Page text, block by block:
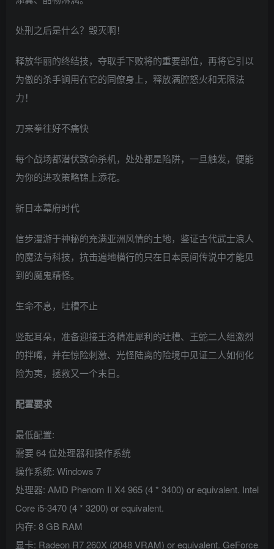
处刑之后是什么？毁灭啊！
释放华丽的终结技，夺取手下败将的重要部位，再将它引以
为傲的杀手锏用在它的同僚身上，释放满腔怒火和无限法
力！
刀来拳往好不痛快
每个战场都潜伏致命杀机，处处都是陷阱，一旦触发，便能
为你的进攻策略锦上添花。
新日本幕府时代
信步漫游于神秘的充满亚洲风情的土地，鉴证古代武士浪人
的魔法与科技，抗击遍地横行的只在日本民间传说中才能见
到的魔鬼精怪。
生命不息，吐槽不止
竖起耳朵，准备迎接王洛精准犀利的吐槽、王蛇二人组激烈
的拌嘴，并在惊险刺激、光怪陆离的险境中见证二人如何化
险为夷，拯救又一个末日。
配置要求
最低配置:
需要 64 位处理器和操作系统
操作系统: Windows 7
处理器: AMD Phenom II X4 965 (4 * 3400) or equivalent. Intel
Core i5-3470 (4 * 3200) or equivalent.
内存: 8 GB RAM
显卡: Radeon R7 260X (2048 VRAM) or equivalent. GeForce